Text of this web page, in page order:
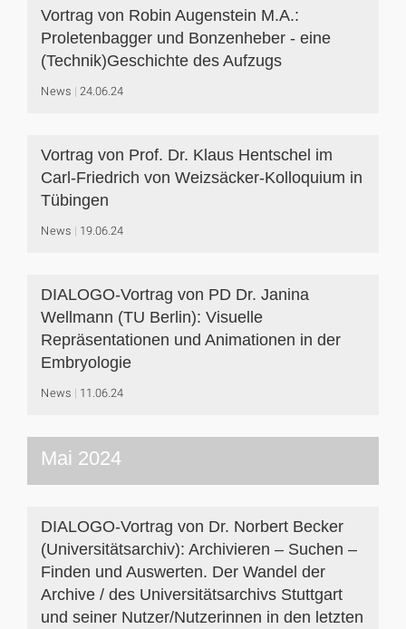
Vortrag von Robin Augenstein M.A.:
Proletenbagger und Bonzenheber - eine
(Technik)Geschichte des Aufzugs
News 24.06.24
Vortrag von Prof. Dr. Klaus Hentschel im
Carl-Friedrich von Weizsäcker-Kolloquium in
Tübingen
News 19.06.24
DIALOGO-Vortrag von PD Dr. Janina
Wellmann (TU Berlin): Visuelle
Repräsentationen und Animationen in der
Embryologie
News 11.06.24
Mai 2024
DIALOGO-Vortrag von Dr. Norbert Becker
(Universitätsarchiv): Archivieren – Suchen –
Finden und Auswerten. Der Wandel der
Archive / des Universitätsarchivs Stuttgart
und seiner Nutzer/Nutzerinnen in den letzten